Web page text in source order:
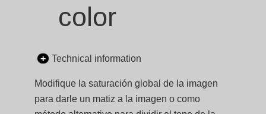
color
Technical information
Modifique la saturación global de la imagen
para darle un matiz a la imagen o como